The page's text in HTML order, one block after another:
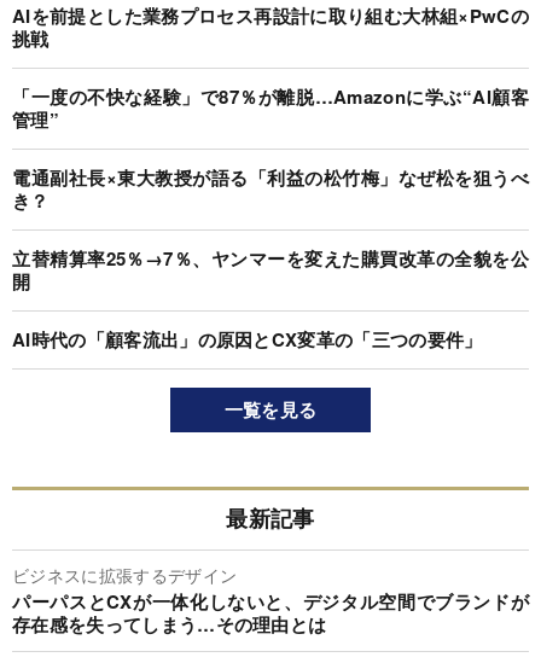
AIを前提とした業務プロセス再設計に取り組む大林組×PwCの
挑戦
「一度の不快な経験」で87％が離脱…Amazonに学ぶ“AI顧客
管理”
電通副社長×東大教授が語る「利益の松竹梅」なぜ松を狙うべ
き？
立替精算率25％→7％、ヤンマーを変えた購買改革の全貌を公
開
AI時代の「顧客流出」の原因とCX変革の「三つの要件」
一覧を見る
最新記事
ビジネスに拡張するデザイン
パーパスとCXが一体化しないと、デジタル空間でブランドが
存在感を失ってしまう…その理由とは